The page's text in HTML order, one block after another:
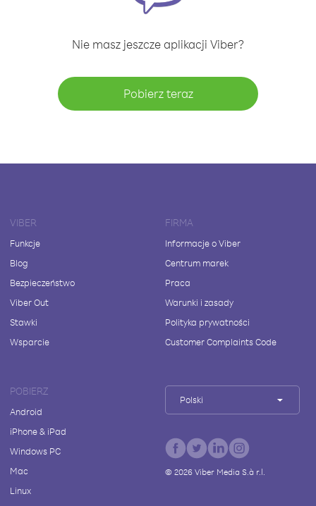
Nie masz jeszcze aplikacji Viber?
Pobierz teraz
VIBER
Funkcje
Blog
Bezpieczeństwo
Viber Out
Stawki
Wsparcie
FIRMA
Informacje o Viber
Centrum marek
Praca
Warunki i zasady
Polityka prywatności
Customer Complaints Code
POBIERZ
Android
iPhone & iPad
Windows PC
Mac
Linux
Polski
© 2026Viber Media S.à r.l.